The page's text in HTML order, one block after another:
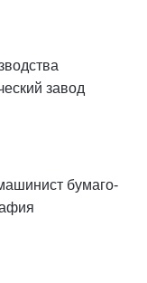
завод
бумаго-